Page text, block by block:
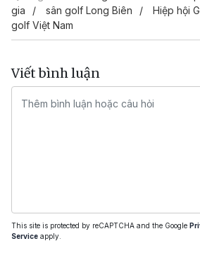
gia
sân golf Long Biên Hiệp hội
golf Việt Nam
Viết bình luận
This site is protected by reCAPTCHA and the Google
Service apply.